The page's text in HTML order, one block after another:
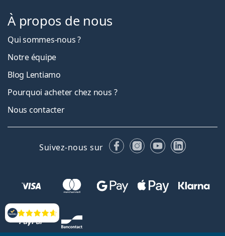
Évaluation
À propos de nous
Qui sommes-nous ?
Notre équipe
Blog Lentiamo
Pourquoi acheter chez nous ?
Nous contacter
Suivez-nous sur FacebookInstagram
YouTubeLinkedIn